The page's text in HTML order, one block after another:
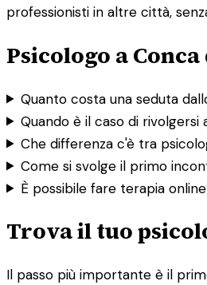
professionisti in altre città,
Psicologo a
Quanto costa una seduta
Quando è il caso di rivolgersi
Che differenza c'è tra
Come si svolge il primo
È possibile fare terapia
Trova il tuo
Il passo più importante è il